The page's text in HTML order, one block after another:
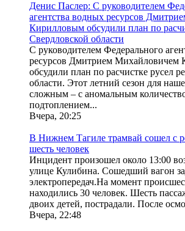
Денис Паслер: С руководителем
агентства водных ресурсов
Кирилловым обсудили план по
Свердловской области
С руководителем Федерального
ресурсов Дмитрием Михайловичем
обсудили план по расчистке русел
области. Этот летний сезон для
сложным – с аномальным
подтоплением...
Вчера, 20:25
В Нижнем Тагиле трамвай сошел с
шесть человек
Инцидент произошел около 13:00
улице Кулибина. Сошедший вагон
электропередач.На момент
находились 30 человек. Шесть
двоих детей, пострадали. После
Вчера, 22:48